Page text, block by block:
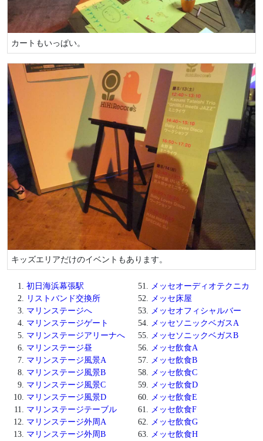
カートもいっぱい。
キッズエリアだけのイベントもあります。
初日海浜幕張駅
リストバンド交換所
マリンステージへ
マリンステージゲート
マリンステージアリーナへ
マリンステージ昼
マリンステージ風景A
マリンステージ風景B
マリンステージ風景C
マリンステージ風景D
マリンステージテーブル
マリンステージ外周A
マリンステージ外周B
メッセオーディオテクニカ
メッセ床屋
メッセオフィシャルバー
メッセソニックベガスA
メッセソニックベガスB
メッセ飲食A
メッセ飲食B
メッセ飲食C
メッセ飲食D
メッセ飲食E
メッセ飲食F
メッセ飲食G
メッセ飲食H